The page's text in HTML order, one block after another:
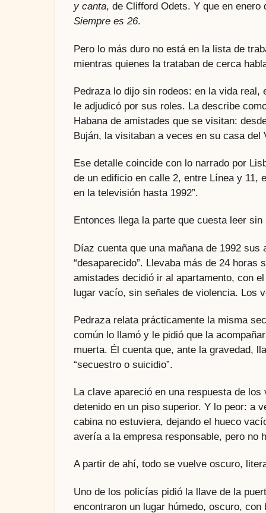
y canta, de Clifford Odets. Y que en
Siempre es 26.
Pero lo más duro no está en la lista de
mientras quienes la trataban de cerca
Pedraza lo dijo sin rodeos: en la vida real,
le adjudicó por sus roles. La describe
Habana de amistades que se visitan:
Buján, la visitaban a veces en su casa
Ese detalle coincide con lo narrado por
de un edificio en calle 2, entre Línea y 11,
en la televisión hasta 1992”.
Entonces llega la parte que cuesta leer
Díaz cuenta que una mañana de 1992
“desaparecido”. Llevaba más de 24
amistades decidió ir al apartamento, con
lugar vacío, sin señales de violencia. Los
Pedraza relata prácticamente la misma
común lo llamó y le pidió que la
muerta. Él cuenta que, ante la gravedad,
“secuestro o suicidio”.
La clave apareció en una respuesta de
detenido en un piso superior. Y lo peor: a
cabina no estuviera, dejando el hueco
avería a la empresa responsable, pero no
A partir de ahí, todo se vuelve oscuro,
Uno de los policías pidió la llave de la
encontraron un lugar húmedo, oscuro,